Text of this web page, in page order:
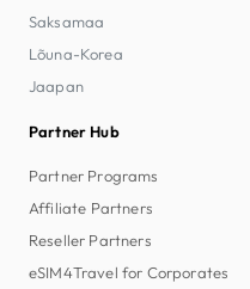
Saksamaa
Lõuna-Korea
Jaapan
Partner Hub
Partner Programs
Affiliate Partners
Reseller Partners
eSIM4Travel for Corporates